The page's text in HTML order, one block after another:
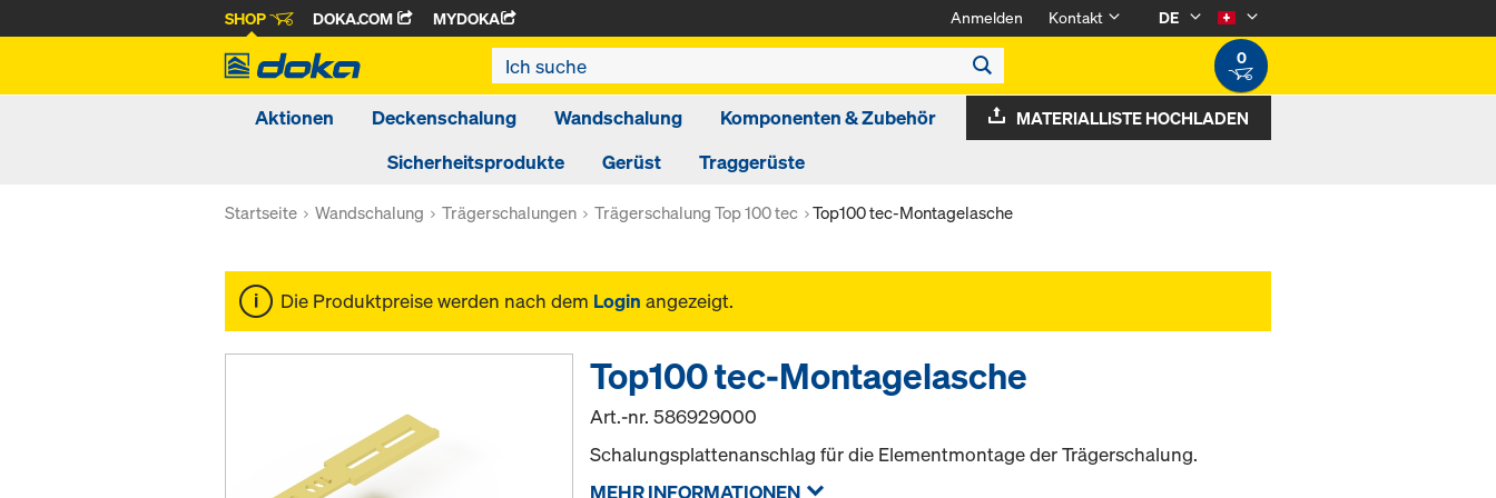
SHOP DOKA.COM MYDOKA Anmelden Kontakt
DE
0
Aktionen Deckenschalung Wandschalung
Komponenten & Zubehör
Sicherheitsprodukte
Gerüst Traggerüste
MATERIALLISTE HOCHLADEN
Startseite Wandschalung Trägerschalungen Trägerschalung Top 100 tec Top100 tec-Montagelasche
Die Produktpreise werden nach dem Login angezeigt.
Top100 tec-Montagelasche
Art.-nr.586929000
Schalungsplattenanschlag für die Elementmontage der Trägerschalung.
MEHR INFORMATIONEN